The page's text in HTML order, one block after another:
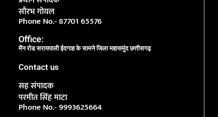
सौरभ गोयल
Phone No.- 87701 65576
Office:
मेंन रोड सरायपाली ईदगाह के सामने जिला महासमुंद छत्तीसगढ़
Contact us
सह संपादक
परमीत सिंह माटा
Phone No.- 9993625664